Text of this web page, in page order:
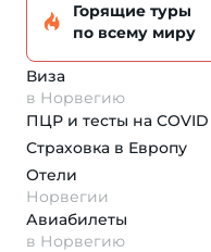
Горящие туры
по всему миру
Виза
в Норвегию
ПЦР и тесты на COVID
Страховка в Европу
Отели
Норвегии
Авиабилеты
в Норвегию